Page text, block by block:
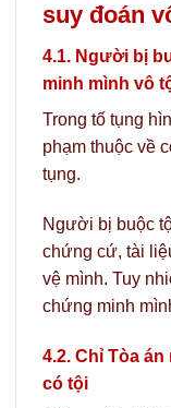
suy đoán
4.1. Người bị
minh mình vô
Trong tố tụng
phạm thuộc về
tụng.
Người bị buộc
chứng cứ, tài
vệ mình. Tuy
chứng minh
4.2. Chỉ Tòa
có tội